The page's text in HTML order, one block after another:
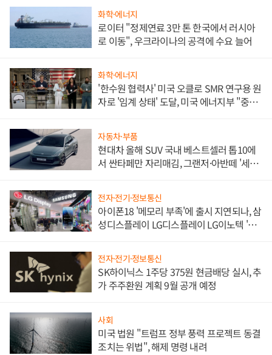
화학·에너지
로이터 "정제연료 3만 톤 한국에서 러시아
로 이동", 우크라이나의 공격에 수요 늘어
화학·에너지
'한수원 협력사' 미국 오클로 SMR 연구용 원
자로 '임계 상태' 도달, 미국 에너지부 "중요
자동차·부품
현대차 올해 SUV 국내 베스트셀러 톱10에
서 싼타페만 자리매김, 그랜저·아반떼 '세단
전자·전기·정보통신
아이폰18 '메모리 부족'에 출시 지연되나, 삼
성디스플레이 LG디스플레이 LG이노텍 '탈
전자·전기·정보통신
SK하이닉스 1주당 375원 현금배당 실시, 추
가 주주환원 계획 9월 공개 예정
사회
미국 법원 "트럼프 정부 풍력 프로젝트 동결
조치는 위법", 해제 명령 내려